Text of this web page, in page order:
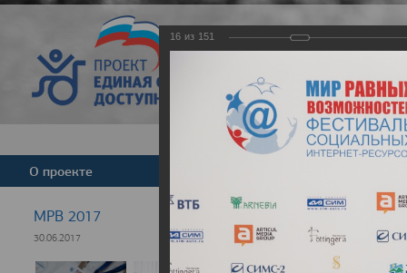
Версия для
О проекте
МРВ 2017
30.06.2017
16 из 151